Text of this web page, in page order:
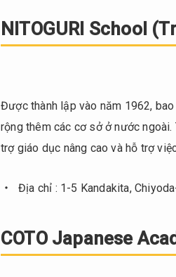
NITOGURI School
Được thành lập vào năm 1962,
rộng thêm các cơ sở ở nước
trợ giáo dục nâng cao và hỗ trợ
Địa chỉ : 1-5 Kandakita,
COTO Japanese